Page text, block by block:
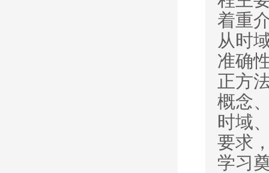
着重
从时
准确
正方
概念
时域
要求
学习